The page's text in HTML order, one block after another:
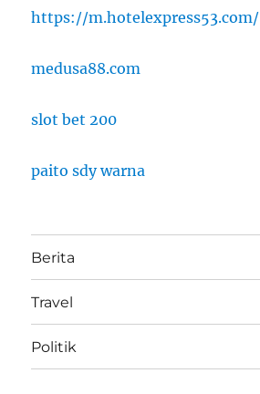
https://m.hotelexpress53.com/
medusa88.com
slot bet 200
paito sdy warna
Berita
Travel
Politik